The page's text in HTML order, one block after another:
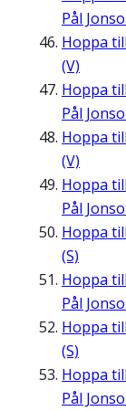
Pål
Hoppa till
(V)
Hoppa till
Pål
Hoppa till
(V)
Hoppa till
Pål
Hoppa till
(S)
Hoppa till
Pål
Hoppa till
(S)
Hoppa till
Pål